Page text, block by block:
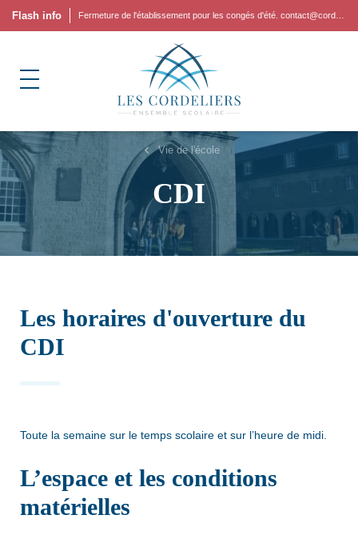
Flash info
Vie de l'école
CDI
Les horaires d'ouverture du
CDI
Toute la semaine sur le temps scolaire et sur l’heure de midi.
L’espace et les conditions
matérielles